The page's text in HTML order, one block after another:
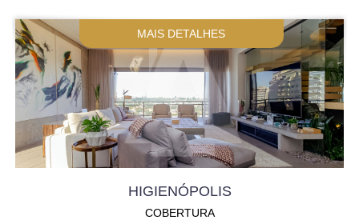
MAIS DETALHES
HIGIENÓPOLIS
COBERTURA